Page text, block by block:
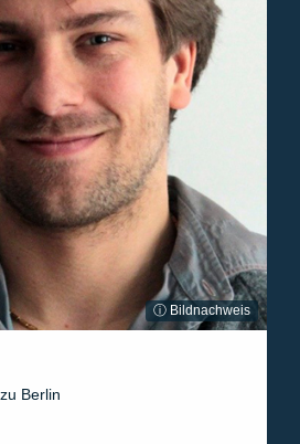
ⓘ Bildnachweis
Berlin